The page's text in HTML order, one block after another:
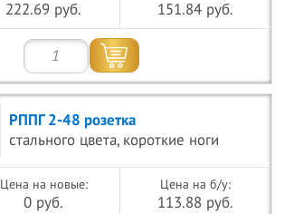
222.69 руб. 151.84 руб.
РППГ 2-48 розетка
стального цвета, короткие ноги
Цена на новые:
0 руб.
Цена на б/у:
113.88 руб.